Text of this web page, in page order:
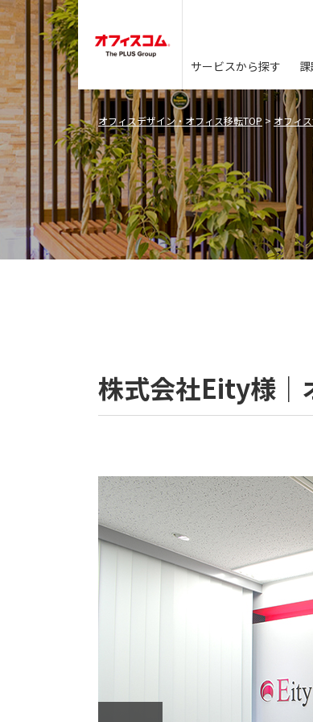
サービスから探す
オフィスデザイン・オフィス移転TOP > オフィ
株式会社Eity様｜